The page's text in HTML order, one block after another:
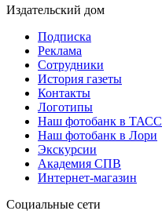
Издательский дом
Подписка
Реклама
Сотрудники
История газеты
Контакты
Логотипы
Наш фотобанк в ТАСС
Наш фотобанк в Лори
Экскурсии
Академия СПВ
Интернет-магазин
Социальные сети